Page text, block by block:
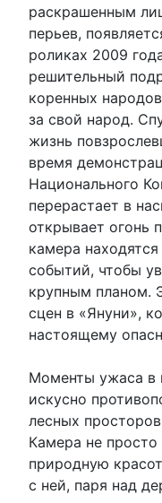
раскрашенным
перьев,
роликах 2009
решительный
коренных
за свой народ.
жизнь
время
Национального
перерастает в
открывает
камера
событий, чтобы
крупным планом.
сцен в «Януни»,
настоящему
Моменты ужаса в
искусно
лесных
Камера не просто
природную
с ней, паря над